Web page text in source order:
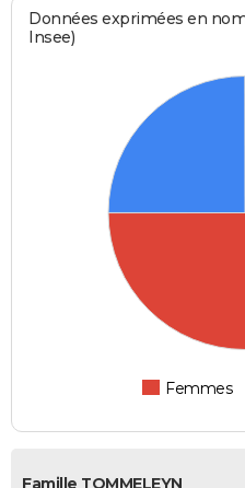
Données exprimées en
Insee)
Femmes
Famille TOMMELEYN